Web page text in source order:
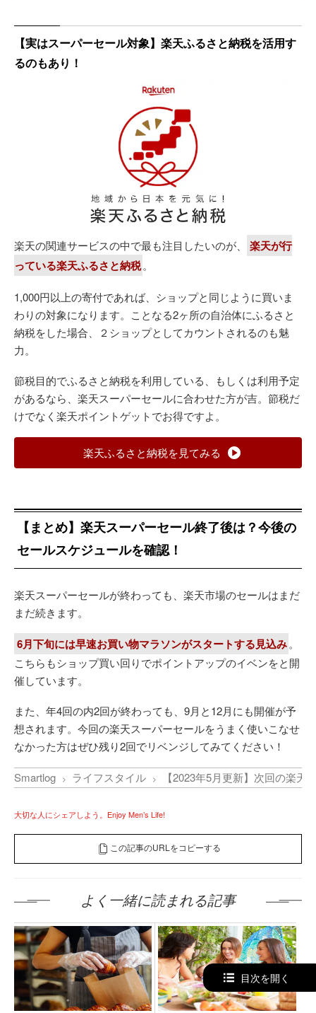
【実はスーパーセール対象】楽天ふるさと納税を活用す
るのもあり！
楽天の関連サービスの中で最も注目したいのが、
楽天が行
っている楽天ふるさと納税。
1,000円以上の寄付であれば、ショップと同じように買いま
わりの対象になります。ことなる2ヶ所の自治体にふるさと
納税をした場合、２ショップとしてカウントされるのも魅
力。
節税目的でふるさと納税を利用している、もしくは利用予定
があるなら、楽天スーパーセールに合わせた方が吉。節税だ
けでなく楽天ポイントゲットでお得ですよ。
楽天ふるさと納税を見てみる
【まとめ】楽天スーパーセール終了後は？今後の
セールスケジュールを確認！
楽天スーパーセールが終わっても、楽天市場のセールはまだ
まだ続きます。
6月下旬には早速お買い物マラソンがスタートする見込み。
こちらもショップ買い回りでポイントアップのイベンをと開
催しています。
また、年4回の内2回が終わっても、9月と12月にも開催が予
想されます。今回の楽天スーパーセールをうまく使いこなせ
なかった方はぜひ残り2回でリベンジしてみてください！
Smartlog ライフスタイル 【2023年5月更新】次回の楽
大切な人にシェアしよう。Enjoy Men’s Life!
この記事のURLをコピーする
よく一緒に読まれる記事
目次を開く